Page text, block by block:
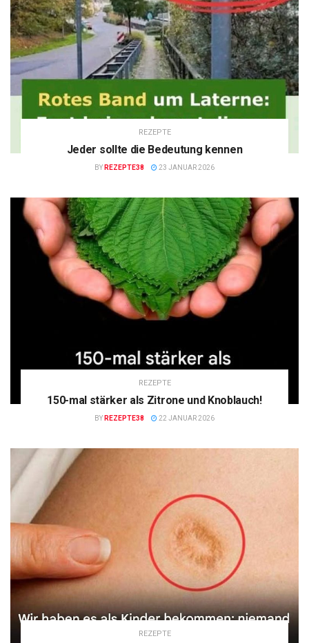
REZEPTE
Jeder sollte die Bedeutung kennen
BY REZEPTE38 23 JANUAR 2026
REZEPTE
150-mal stärker als Zitrone und Knoblauch!
BY REZEPTE38 22 JANUAR 2026
REZEPTE